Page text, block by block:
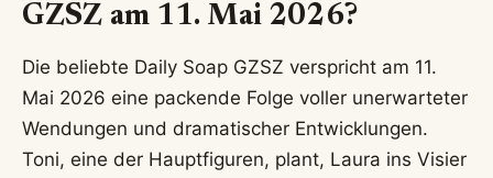
GZSZ am 11. Mai 2026?
Die beliebte Daily Soap GZSZ verspricht am 11.
Mai 2026 eine packende Folge voller unerwarteter
Wendungen und dramatischer Entwicklungen.
Toni, eine der Hauptfiguren, plant, Laura ins Visier